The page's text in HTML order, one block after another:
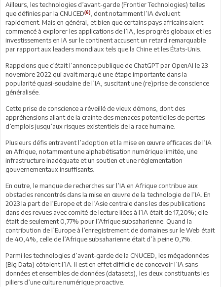
Ailleurs, les technologies d’avant-garde (Frontier Technologies) telles
que définies par la CNUCED(6), dont notamment l’IA évoluent
rapidement. Mais en général, et bien que certains pays africains aient
commencé à explorer les applications de l’IA, les progrès globaux et les
investissements en IA sur le continent accusent un retard remarquable
par rapport aux leaders mondiaux tels que la Chine et les États-Unis.
Rappelons que c’était l’annonce publique de ChatGPT par OpenAI le 23
novembre 2022 qui avait marqué une étape importante dans la
popularité quasi-soudaine de l’IA, suscitant une (re)prise de conscience
généralisée.
Cette prise de conscience a réveillé de vieux démons, dont des
appréhensions allant de la crainte des menaces potentielles de pertes
d’emplois jusqu’aux risques existentiels de la race humaine.
Plusieurs défis entravent l’adoption et la mise en œuvre efficaces de l’IA
en Afrique, notamment une alphabétisation numérique limitée, une
infrastructure inadéquate et un soutien et une réglementation
gouvernementaux insuffisants.
En outre, le manque de recherches sur l’IA en Afrique contribue aux
obstacles rencontrés dans la mise en œuvre de la technologie de l’IA. En
2023 la part de l’Europe et de l’Asie centrale dans les des publications
dans des revues avec comité de lecture liées à l’IA était de 17,20%; elle
était de seulement 0,77% pour l’Afrique subsaharienne. Quand la
contribution de l’Europe à l’enregistrement de domaines sur le Web était
de 40,4%, celle de l’Afrique subsaharienne était d’à peine 0,7%.
Parmi les technologies d’avant-garde de la CNUCED, les mégadonnées
(Big Data) côtoient l’IA. Il est en effet difficile de concevoir l’IA sans
données et ensembles de données (datasets), les deux constituants les
piliers d’une culture numérique proactive.